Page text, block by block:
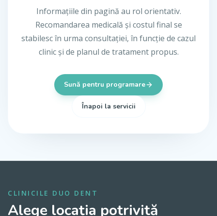
Informațiile din pagină au rol orientativ.
Recomandarea medicală și costul final se
stabilesc în urma consultației, în funcție de cazul
clinic și de planul de tratament propus.
Sună pentru programare
Înapoi la servicii
CLINICILE DUO DENT
Alege locația potrivită